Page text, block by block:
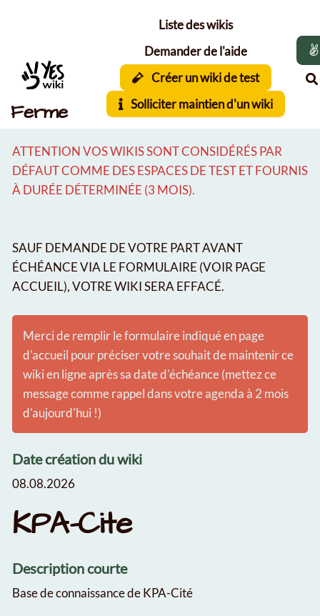
Ferme
Liste des wikis
Demander de l'aide
Créer un wiki de test
Solliciter maintien d'un wiki
ATTENTION VOS WIKIS SONT CONSIDÉRÉS PAR
DÉFAUT COMME DES ESPACES DE TEST ET FOURNIS
À DURÉE DÉTERMINÉE (3 MOIS).
SAUF DEMANDE DE VOTRE PART AVANT
ÉCHÉANCE VIA LE FORMULAIRE (VOIR PAGE
ACCUEIL), VOTRE WIKI SERA EFFACÉ.
Merci de remplir le formulaire indiqué en page
d'accueil pour préciser votre souhait de maintenir ce
wiki en ligne après sa date d'échéance (mettez ce
message comme rappel dans votre agenda à 2 mois
d'aujourd'hui !)
Date création du wiki
08.08.2026
KPA-Cite
Description courte
Base de connaissance de KPA-Cité